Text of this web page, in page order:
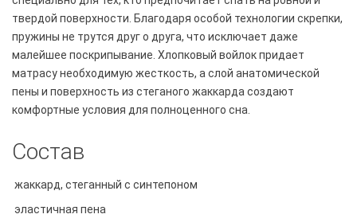
твердой поверхности. Благодаря особой технологии скрепки,
пружины не трутся друг о друга, что исключает даже
малейшее поскрипывание. Хлопковый войлок придает
матрасу необходимую жесткость, а слой анатомической
пены и поверхность из стеганого жаккарда создают
комфортные условия для полноценного сна.
Состав
жаккард, стеганный с синтепоном
эластичная пена